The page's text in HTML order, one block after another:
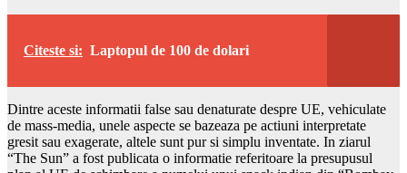
Citeste si: Laptopul de 100 de dolari
Dintre aceste informatii false sau denaturate despre UE, vehiculate
de mass-media, unele aspecte se bazeaza pe actiuni interpretate
gresit sau exagerate, altele sunt pur si simplu inventate. In ziarul
“The Sun” a fost publicata o informatie referitoare la presupusul